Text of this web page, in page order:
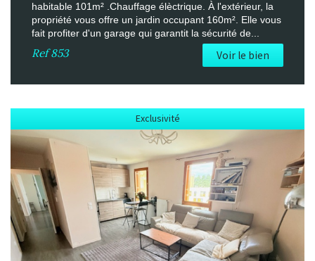
habitable 101m² .Chauffage élèctrique. À l'extérieur, la
propriété vous offre un jardin occupant 160m². Elle vous
fait profiter d'un garage qui garantit la sécurité de...
Ref853 Voir le bien
Exclusivité